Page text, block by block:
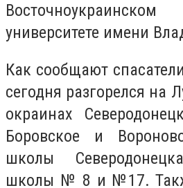
университете имени
Как сообщают
сегодня разгорелся на
окраинах
Боровское и
школы
школы № 8 и №17.